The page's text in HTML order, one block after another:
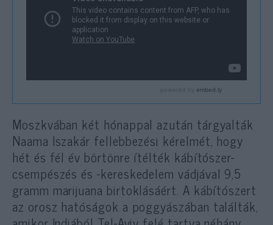
Moszkvában két hónappal azután tárgyalták
Naama Iszakár fellebbezési kérelmét, hogy
hét és fél év börtönre ítélték kábítószer-
csempészés és -kereskedelem vádjával 9,5
gramm marijuana birtoklásáért. A kábítószert
az orosz hatóságok a poggyászában találták,